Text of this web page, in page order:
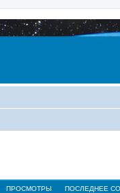
ПРОСМОТРЫ ПОСЛЕДНЕЕ